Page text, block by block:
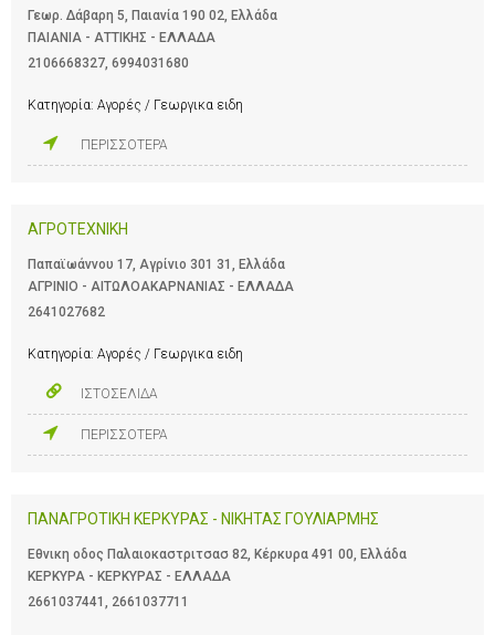
Γεωρ. Δάβαρη 5, Παιανία 190 02, Ελλάδα
ΠΑΙΑΝΙΑ - ΑΤΤΙΚΗΣ - ΕΛΛΑΔΑ
2106668327, 6994031680
Κατηγορία: Αγορές / Γεωργικα ειδη
ΠΕΡΙΣΣΟΤΕΡΑ
ΑΓΡΟΤΕΧΝΙΚΗ
Παπαϊωάννου 17, Αγρίνιο 301 31, Ελλάδα
ΑΓΡΙΝΙΟ - ΑΙΤΩΛΟΑΚΑΡΝΑΝΙΑΣ - ΕΛΛΑΔΑ
2641027682
Κατηγορία: Αγορές / Γεωργικα ειδη
ΙΣΤΟΣΕΛΙΔΑ
ΠΕΡΙΣΣΟΤΕΡΑ
ΠΑΝΑΓΡΟΤΙΚΗ ΚΕΡΚΥΡΑΣ - ΝΙΚΗΤΑΣ ΓΟΥΛΙΑΡΜΗΣ
Εθνικη οδος Παλαιοκαστριτσασ 82, Κέρκυρα 491 00, Ελλάδα
ΚΕΡΚΥΡΑ - ΚΕΡΚΥΡΑΣ - ΕΛΛΑΔΑ
2661037441
2661037711